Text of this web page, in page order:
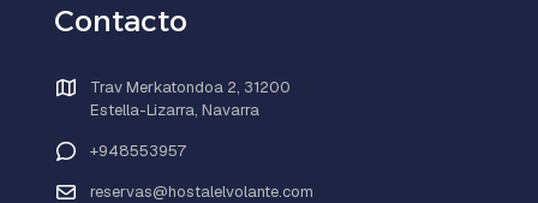
Contacto
Trav Merkatondoa 2, 31200
Estella-Lizarra, Navarra
+948553957
reservas@hostalelvolante.com